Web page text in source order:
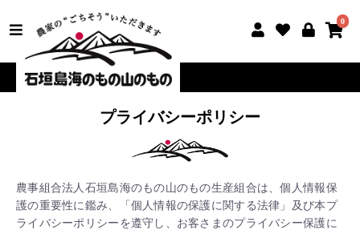
0
プライバシーポリシー
農事組合法人石垣島海のもの山のもの生産組合は、個人情報保
護の重要性に鑑み、「個人情報の保護に関する法律」及び本プ
ライバシーポリシーを遵守し、お客さまのプライバシー保護に